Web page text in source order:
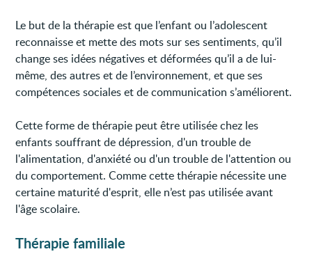
Le but de la thérapie est que l’enfant ou l’adolescent
reconnaisse et mette des mots sur ses sentiments, qu’il
change ses idées négatives et déformées qu’il a de lui-
même, des autres et de l’environnement, et que ses
compétences sociales et de communication s’améliorent.
Cette forme de thérapie peut être utilisée chez les
enfants souffrant de dépression, d'un trouble de
l'alimentation, d'anxiété ou d'un trouble de l'attention ou
du comportement. Comme cette thérapie nécessite une
certaine maturité d'esprit, elle n’est pas utilisée avant
l'âge scolaire.
Thérapie familiale